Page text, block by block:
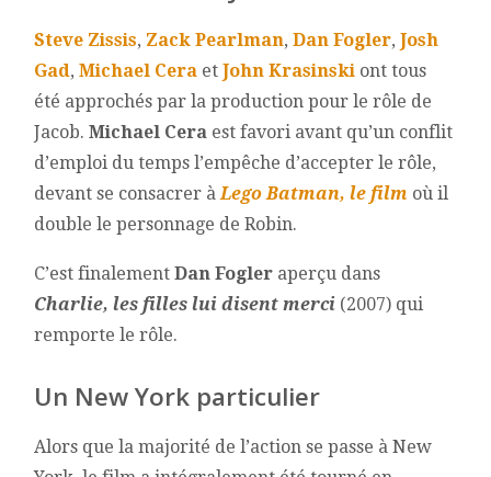
Steve Zissis, Zack Pearlman,Dan Fogler,Josh
Gad,Michael Cera etJohn Krasinski ont tous
été approchés par la production pour le rôle de
Jacob.Michael Cera est favori avant qu’un conflit
d’emploi du temps l’empêche d’accepter le rôle,
devant se consacrer à Lego Batman, le film où il
double le personnage de Robin.
C’est finalementDan Fogler aperçu dans
Charlie, les filles lui disent merci (2007) qui
remporte le rôle.
Un New York particulier
Alors que la majorité de l’action se passe à New